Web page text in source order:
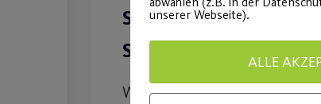
Schlank & Fit für den
Sommer!
Wir suchen dich als
unserer Webseite).
ALLE